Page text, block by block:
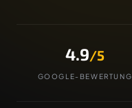
4.9/5
GOOGLE-BEWERTUNG